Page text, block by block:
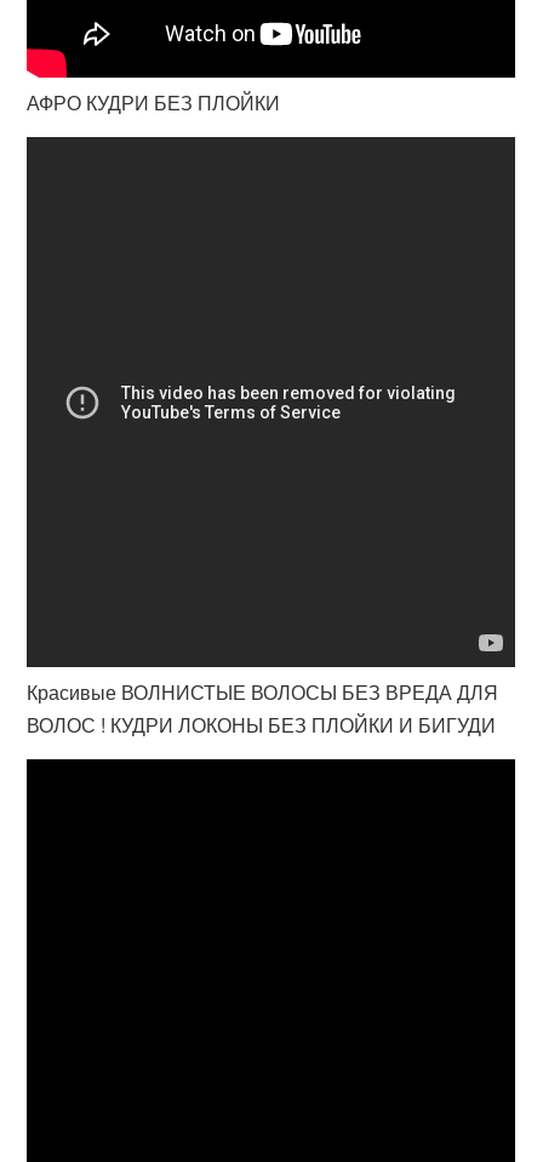
АФРО КУДРИ БЕЗ ПЛОЙКИ
Красивые ВОЛНИСТЫЕ ВОЛОСЫ БЕЗ ВРЕДА ДЛЯ
ВОЛОС ! КУДРИ ЛОКОНЫ БЕЗ ПЛОЙКИ И БИГУДИ